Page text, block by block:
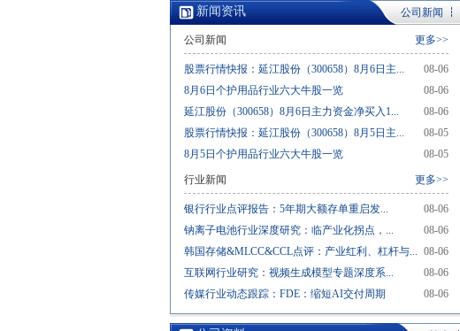
新闻资讯 公司新闻
更多>>
公司新闻
08-06
股票行情快报：延江股份（300658）8月6日主...
08-06
8月6日个护用品行业六大牛股一览
08-06
延江股份（300658）8月6日主力资金净买入1...
08-05
股票行情快报：延江股份（300658）8月5日主...
08-05
8月5日个护用品行业六大牛股一览
更多>>
行业新闻
08-06
银行行业点评报告：5年期大额存单重启发...
08-06
钠离子电池行业深度研究：临产业化拐点，...
08-06
韩国存储&MLCC&CCL点评：产业红利、杠杆与...
08-06
互联网行业研究：视频生成模型专题深度系...
08-06
传媒行业动态跟踪：FDE：缩短AI交付周期